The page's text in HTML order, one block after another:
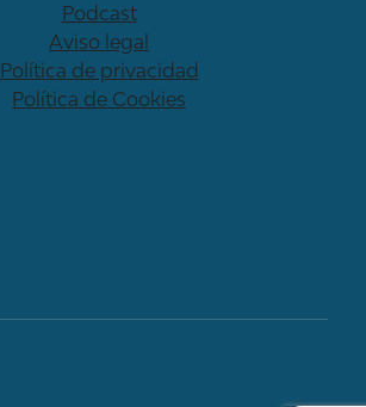
Podcast
Aviso legal
Política de privacidad
Política de Cookies